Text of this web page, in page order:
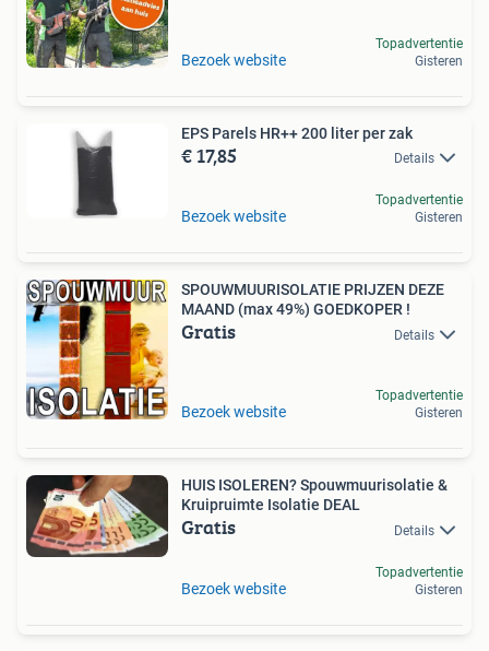
Bezoek website
Topadvertentie
Gisteren
EPS Parels HR++ 200 liter per zak
€ 17,85 Details
Bezoek website
Topadvertentie
Gisteren
SPOUWMUURISOLATIE PRIJZEN DEZE
MAAND (max 49%) GOEDKOPER !
Gratis Details
Bezoek website
Topadvertentie
Gisteren
HUIS ISOLEREN? Spouwmuurisolatie &
Kruipruimte Isolatie DEAL
Gratis Details
Bezoek website
Topadvertentie
Gisteren